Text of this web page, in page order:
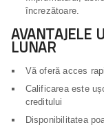
încrezătoare.
AVANTAJELE
LUNAR
Vă oferă acces
Calificarea este
creditului
Disponibilitatea